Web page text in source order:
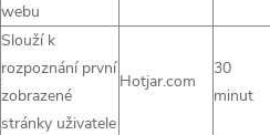
webu
Slouží k
rozpoznání první
zobrazené
stránky uživatele
Hotjar.com
30
minut